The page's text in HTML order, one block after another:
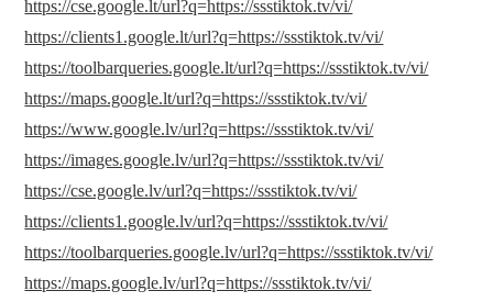
https://cse.google.lt/url?q=https://ssstiktok.tv/vi/
https://clients1.google.lt/url?q=https://ssstiktok.tv/vi/
https://toolbarqueries.google.lt/url?q=https://ssstiktok.tv/vi/
https://maps.google.lt/url?q=https://ssstiktok.tv/vi/
https://www.google.lv/url?q=https://ssstiktok.tv/vi/
https://images.google.lv/url?q=https://ssstiktok.tv/vi/
https://cse.google.lv/url?q=https://ssstiktok.tv/vi/
https://clients1.google.lv/url?q=https://ssstiktok.tv/vi/
https://toolbarqueries.google.lv/url?q=https://ssstiktok.tv/vi/
https://maps.google.lv/url?q=https://ssstiktok.tv/vi/